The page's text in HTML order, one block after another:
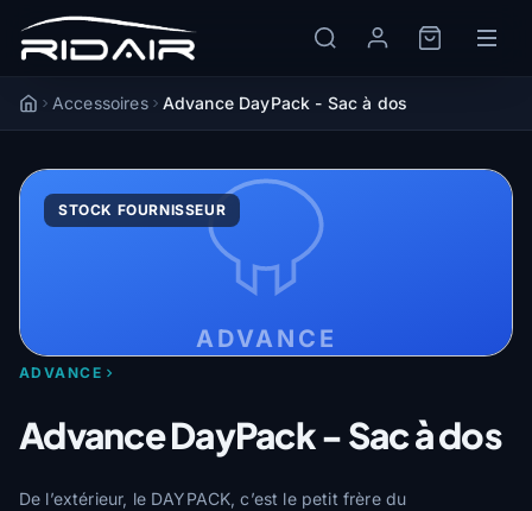
AccueilAccessoires Advance DayPack - Sac à dos
ADVANCE
STOCK FOURNISSEUR
ADVANCE
Advance DayPack - Sac à dos
De l’extérieur, le DAYPACK, c’est le petit frère du